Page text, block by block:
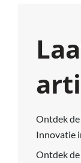
Ontdek de
Innovatie
Ontdek de